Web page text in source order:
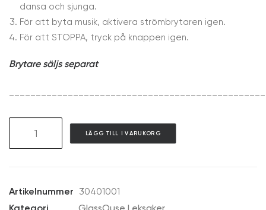
dansa och sjunga.
För att byta musik, aktivera strömbrytaren igen.
För att STOPPA, tryck på knappen igen.
Brytare säljs separat
Sunflower
LÄGG TILL I VARUKORG
Artikelnummer 30401001